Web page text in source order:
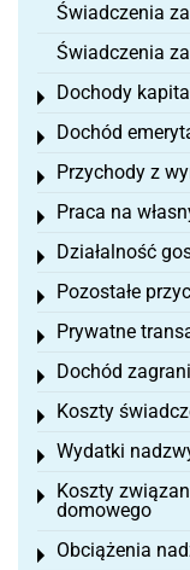
Świadczenia
Świadczenia
Dochody
Toggle menu
Dochód
Toggle menu
Przychody z
Toggle menu
Praca na
Toggle menu
Działalność
Toggle menu
Pozostałe
Toggle menu
Prywatne
Toggle menu
Dochód
Toggle menu
Koszty
Toggle menu
Wydatki
Toggle menu
Koszty
domowego
Toggle menu
Obciążenia
Toggle menu